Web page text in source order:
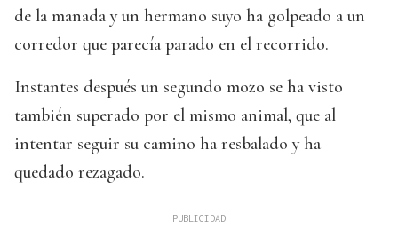
de la manada y un hermano suyo ha golpeado a un
corredor que parecía parado en el recorrido.
Instantes después un segundo mozo se ha visto
también superado por el mismo animal, que al
intentar seguir su camino ha resbalado y ha
quedado rezagado.